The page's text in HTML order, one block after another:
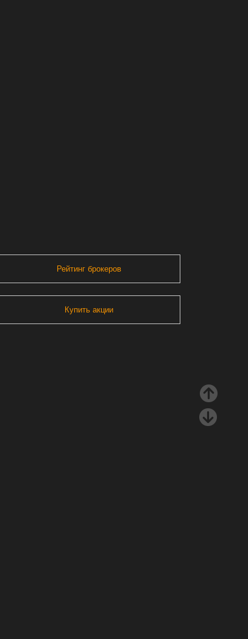
Рейтинг брокеров
Купить акции